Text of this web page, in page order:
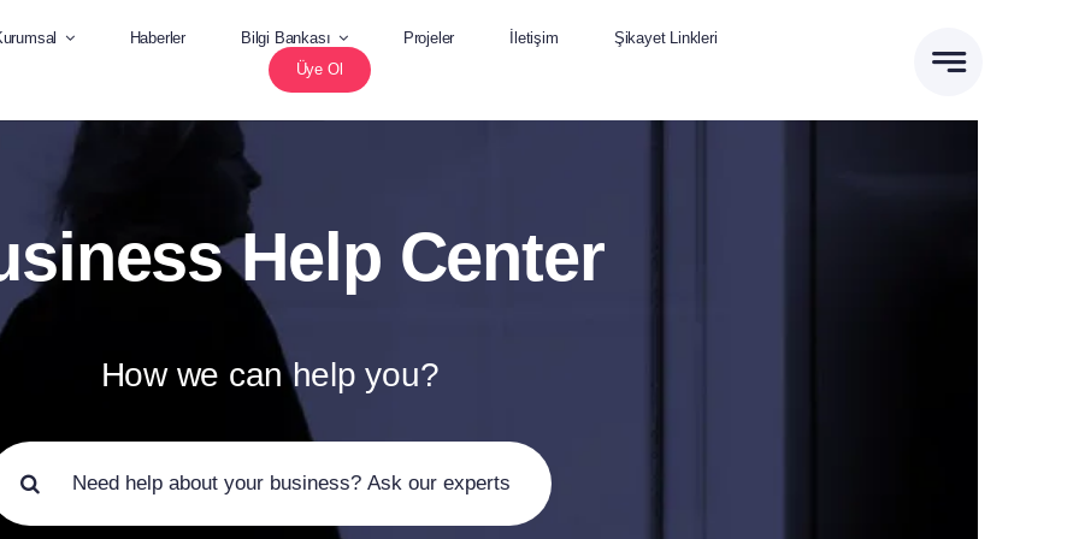
Haberler Bilgi Bankası Projeler İletişim
Şikayet Linkleri
Üye Ol
Help Center
How we can help you?